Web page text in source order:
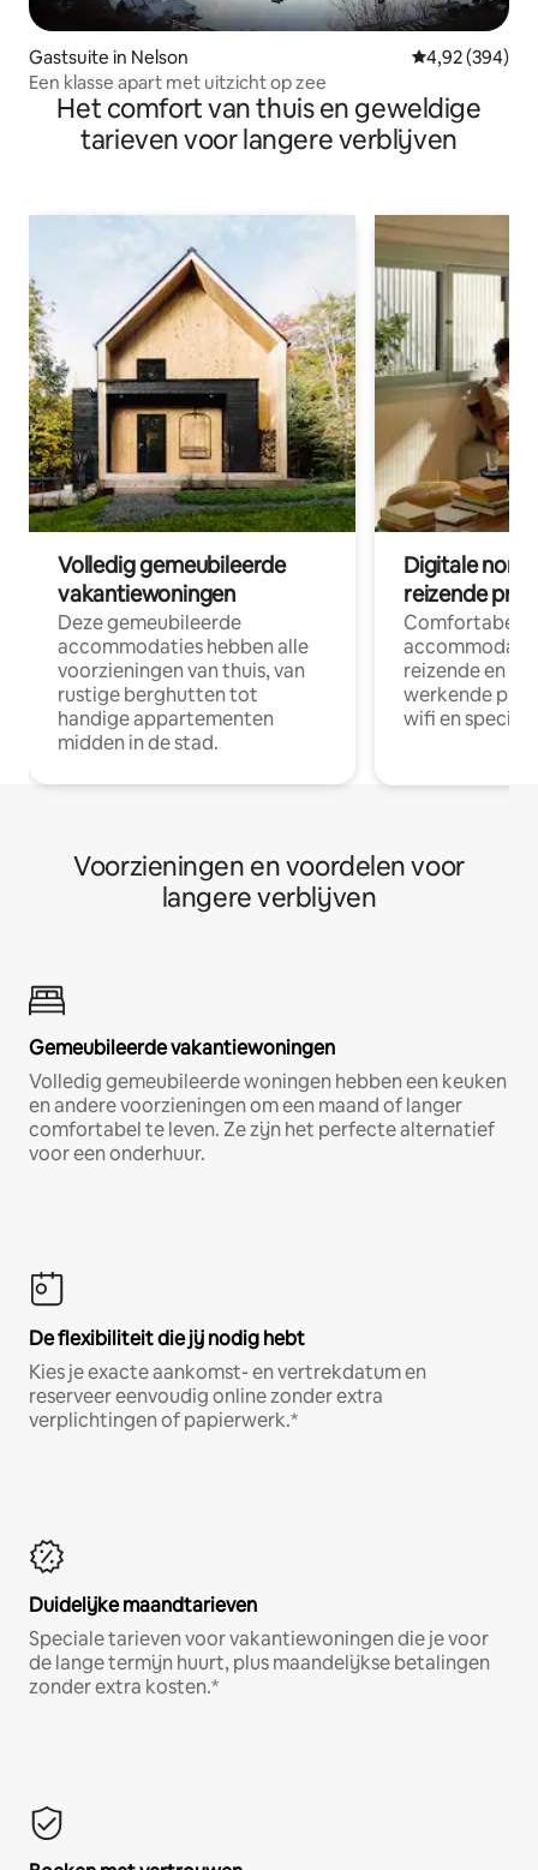
Gastsuite in Nelson Gemiddelde
4,92 (394)
Een klasse apart met uitzicht op zee
Het comfort van thuis en geweldige
tarieven voor langere verblijven
Volledig gemeubileerde
vakantiewoningen
Deze gemeubileerde
accommodaties hebben alle
voorzieningen van thuis, van
rustige berghutten tot
handige appartementen
midden in de stad.
Digitale
reizende
Comfortabele
reizende en
werkende
wifi en
Voorzieningen en voordelen voor
langere verblijven
Gemeubileerde vakantiewoningen
Volledig gemeubileerde woningen hebben een keuken
en andere voorzieningen om een maand of langer
comfortabel te leven. Ze zijn het perfecte alternatief
voor een onderhuur.
De flexibiliteit die jij nodig hebt
Kies je exacte aankomst- en vertrekdatum en
reserveer eenvoudig online zonder extra
verplichtingen of papierwerk.*
Duidelijke maandtarieven
Speciale tarieven voor vakantiewoningen die je voor
de lange termijn huurt, plus maandelijkse betalingen
zonder extra kosten.*